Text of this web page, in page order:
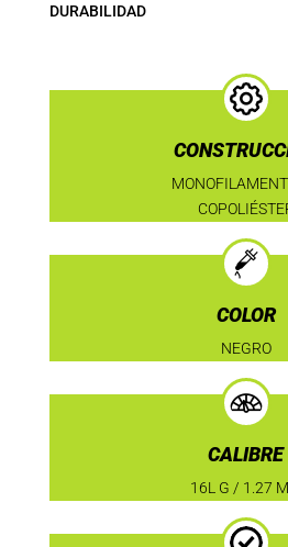
DURABILIDAD
COLOR
NEGRO
CALIBRE
16L G / 1.27